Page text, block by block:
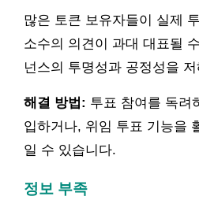
많은 토큰 보유자들이 실제
소수의 의견이 과대 대표될
넌스의 투명성과 공정성을
해결 방법: 투표 참여를 독려
입하거나, 위임 투표 기능을
일 수 있습니다.
정보 부족